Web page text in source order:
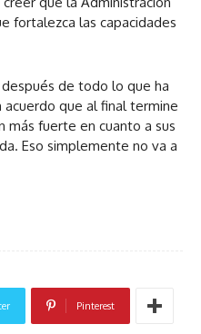
fortalezca las capacidades
de todo lo que ha
que al final termine
más fuerte en cuanto a sus
Eso simplemente no va a
Pinterest